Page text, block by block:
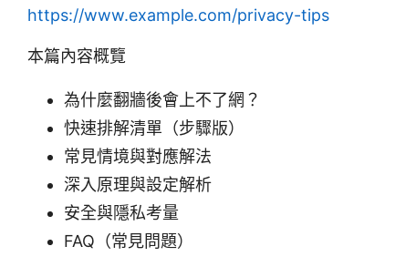
https://www.example.com/privacy-tips
本篇內容概覽
為什麼翻牆後會上不了網？
快速排解清單（步驟版）
常見情境與對應解法
深入原理與設定解析
安全與隱私考量
FAQ（常見問題）